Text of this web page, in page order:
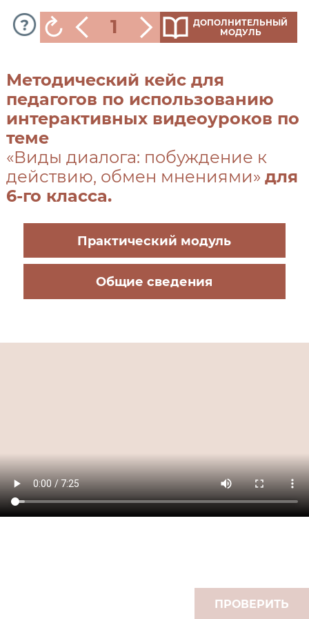
ПРОВЕРИТЬ
1
ДОПОЛНИТЕЛЬНЫЙ
МОДУЛЬ
Методический кейс для
педагогов по использованию
интерактивных видеоуроков по
теме
«Виды диалога: побуждение к
действию, обмен мнениями» для
6-го класса.
Практический модуль
Общие сведения